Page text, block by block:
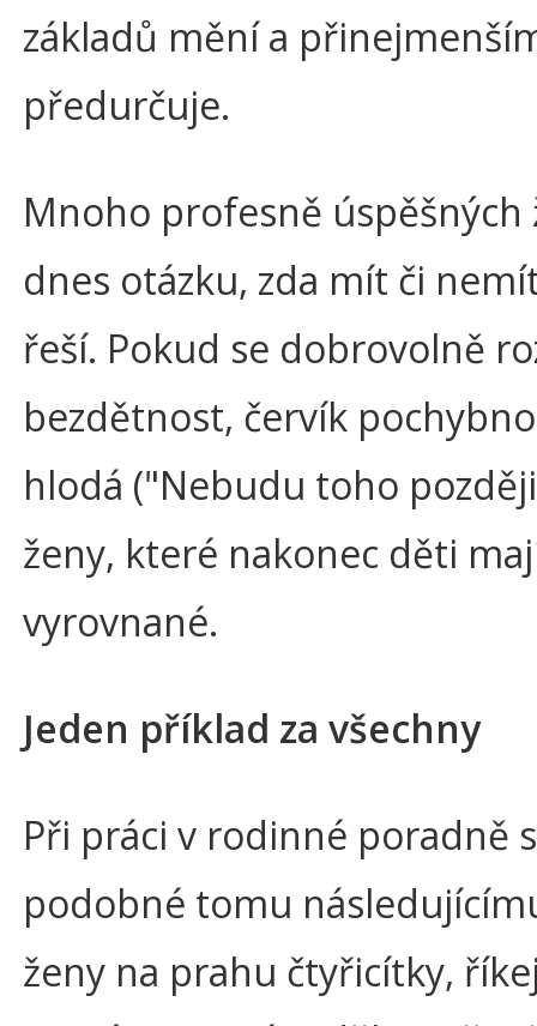
základů mění a
předurčuje.
Mnoho profesně úspěšných
dnes otázku, zda mít či
řeší. Pokud se dobrovolně
bezdětnost, červík
hlodá ("Nebudu toho
ženy, které nakonec děti
vyrovnané.
Jeden příklad za všechny
Při práci v rodinné poradně
podobné tomu
ženy na prahu čtyřicítky,